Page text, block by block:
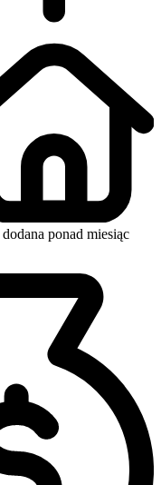
dodana ponad miesiąc